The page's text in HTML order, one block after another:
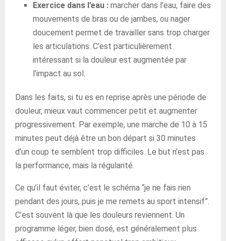
Exercice dans l’eau : marcher dans l’eau, faire des
mouvements de bras ou de jambes, ou nager
doucement permet de travailler sans trop charger
les articulations. C’est particulièrement
intéressant si la douleur est augmentée par
l’impact au sol.
Dans les faits, si tu es en reprise après une période de
douleur, mieux vaut commencer petit et augmenter
progressivement. Par exemple, une marche de 10 à 15
minutes peut déjà être un bon départ si 30 minutes
d’un coup te semblent trop difficiles. Le but n’est pas
la performance, mais la régularité.
Ce qu’il faut éviter, c’est le schéma “je ne fais rien
pendant des jours, puis je me remets au sport intensif”.
C’est souvent là que les douleurs reviennent. Un
programme léger, bien dosé, est généralement plus